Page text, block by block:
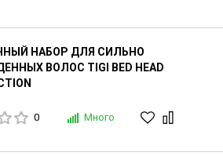
НАБОР ДЛЯ СИЛЬНО
ВОЛОС TIGI BED HEAD
0 Много